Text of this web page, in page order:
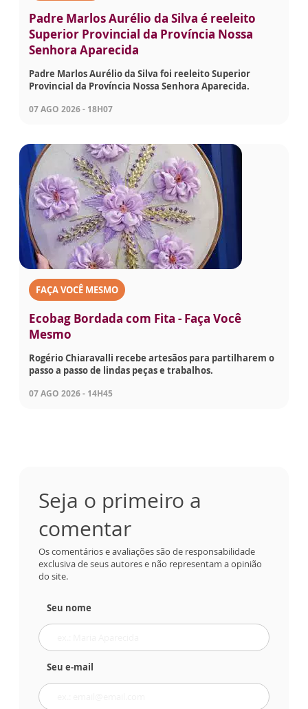
Padre Marlos Aurélio da Silva é reeleito
Superior Provincial da Província Nossa
Senhora Aparecida
Padre Marlos Aurélio da Silva foi reeleito Superior
Provincial da Província Nossa Senhora Aparecida.
07 AGO 2026 - 18H07
FAÇA VOCÊ MESMO
Ecobag Bordada com Fita - Faça Você
Mesmo
Rogério Chiaravalli recebe artesãos para partilharem o
passo a passo de lindas peças e trabalhos.
07 AGO 2026 - 14H45
Seja o primeiro a
comentar
Os comentários e avaliações são de responsabilidade
exclusiva de seus autores e não representam a opinião
do site.
Seu nome
Seu e-mail